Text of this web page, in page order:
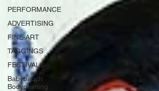
PERFORMANCE
ADVERTISING
FINE ART
TAGGINGS
FESTIVALS
Babybauch
Bodypainting